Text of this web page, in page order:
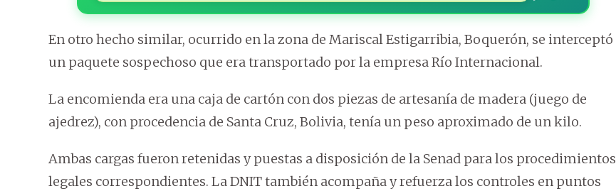
En otro hecho similar, ocurrido en la zona de Mariscal Estigarribia, Boquerón, se interceptó
un paquete sospechoso que era transportado por la empresa Río Internacional.
La encomienda era una caja de cartón con dos piezas de artesanía de madera (juego de
ajedrez), con procedencia de Santa Cruz, Bolivia, tenía un peso aproximado de un kilo.
Ambas cargas fueron retenidas y puestas a disposición de la Senad para los procedimientos
legales correspondientes. La DNIT también acompaña y refuerza los controles en puntos